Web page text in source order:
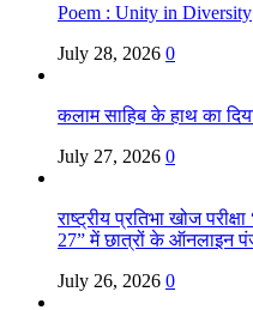
Poem : Unity in Diversity
July 28, 2026 0
कलाम साहिब के हाथ का
July 27, 2026 0
राष्ट्रीय प्रतिभा खोज
27” में छात्रों के ऑनलाइन
July 26, 2026 0